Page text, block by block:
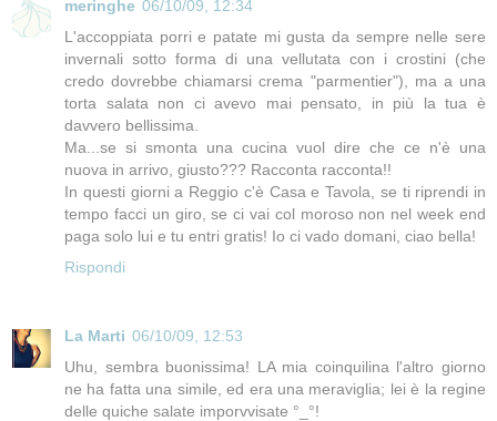
meringhe 06/10/09, 12:34
L'accoppiata porri e patate mi gusta da sempre nelle sere
invernali sotto forma di una vellutata con i crostini (che
credo dovrebbe chiamarsi crema "parmentier"), ma a una
torta salata non ci avevo mai pensato, in più la tua è
davvero bellissima.
Ma...se si smonta una cucina vuol dire che ce n'è una
nuova in arrivo, giusto??? Racconta racconta!!
In questi giorni a Reggio c'è Casa e Tavola, se ti riprendi in
tempo facci un giro, se ci vai col moroso non nel week end
paga solo lui e tu entri gratis! Io ci vado domani, ciao bella!
Rispondi
La Marti 06/10/09, 12:53
Uhu, sembra buonissima! LA mia coinquilina l'altro giorno
ne ha fatta una simile, ed era una meraviglia; lei è la regine
delle quiche salate imporvvisate °_°!